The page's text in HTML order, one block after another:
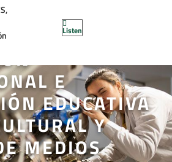
Listen
DESARROLLO
E
EDUCATIVA
Y
MEDIOS